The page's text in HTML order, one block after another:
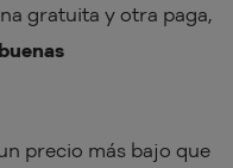
gratuita y otra paga,
precio más bajo que